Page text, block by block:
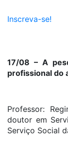
Inscreva-se!
17/08 – A
profissional do
Professor:
doutor em
Serviço Social